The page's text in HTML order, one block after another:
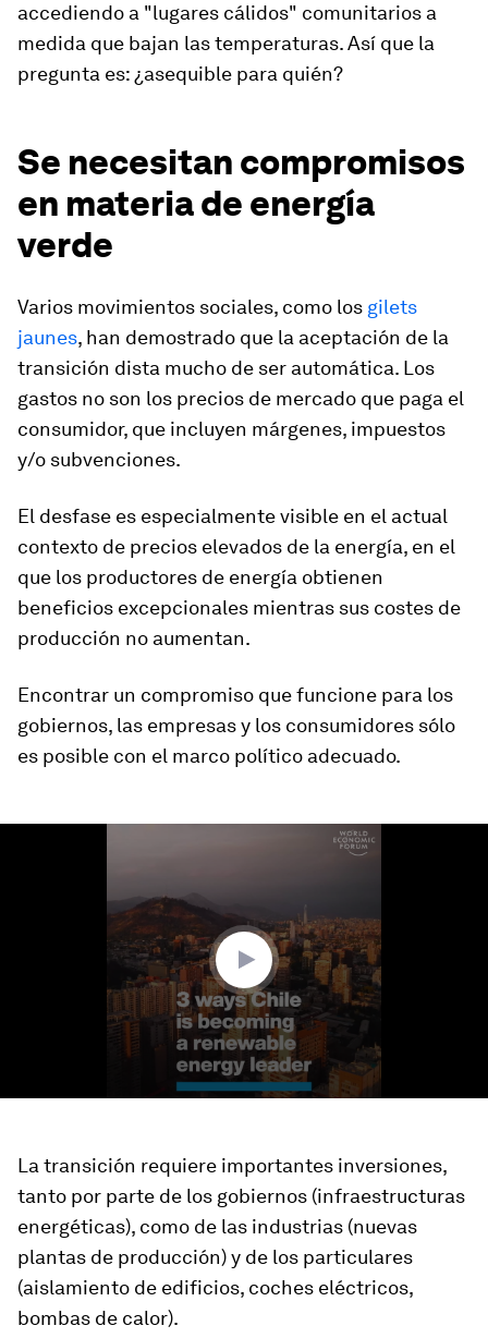
accediendo a "lugares cálidos" comunitarios a
medida que bajan las temperaturas. Así que la
pregunta es: ¿asequible para quién?
Se necesitan compromisos
en materia de energía
verde
Varios movimientos sociales, como los gilets
jaunes, han demostrado que la aceptación de la
transición dista mucho de ser automática. Los
gastos no son los precios de mercado que paga el
consumidor, que incluyen márgenes, impuestos
y/o subvenciones.
El desfase es especialmente visible en el actual
contexto de precios elevados de la energía, en el
que los productores de energía obtienen
beneficios excepcionales mientras sus costes de
producción no aumentan.
Encontrar un compromiso que funcione para los
gobiernos, las empresas y los consumidores sólo
es posible con el marco político adecuado.
La transición requiere importantes inversiones,
tanto por parte de los gobiernos (infraestructuras
energéticas), como de las industrias (nuevas
plantas de producción) y de los particulares
(aislamiento de edificios, coches eléctricos,
bombas de calor).